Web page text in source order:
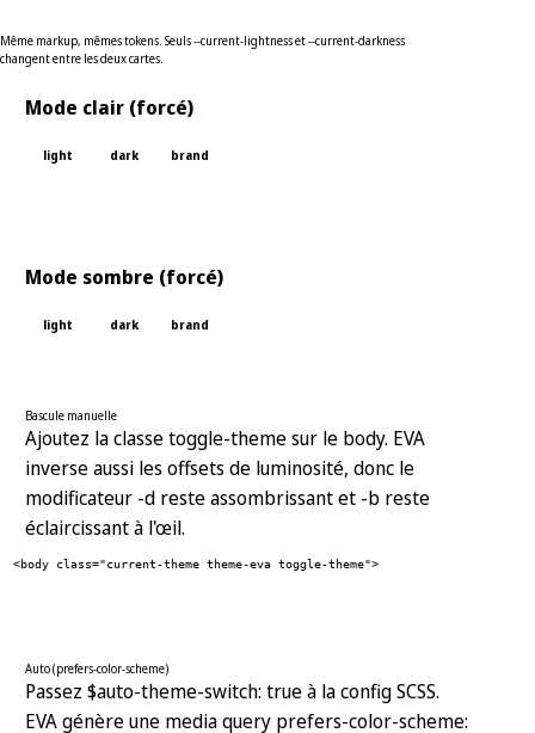
Même markup, mêmes tokens. Seuls --current-lightness et --current-darkness
changent entre les deux cartes.
Mode clair (forcé)
light dark brand
Mode sombre (forcé)
light dark brand
Bascule manuelle
Ajoutez la classe toggle-theme sur le body. EVA
inverse aussi les offsets de luminosité, donc le
modificateur -d reste assombrissant et -b reste
éclaircissant à l'œil.
<body class="current-theme theme-eva toggle-theme">
Auto (prefers-color-scheme)
Passez $auto-theme-switch: true à la config SCSS.
EVA génère une media query prefers-color-scheme: